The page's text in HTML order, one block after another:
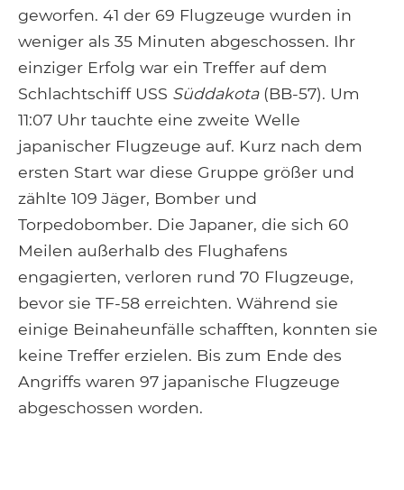
geworfen. 41 der 69 Flugzeuge wurden in
weniger als 35 Minuten abgeschossen. Ihr
einziger Erfolg war ein Treffer auf dem
Schlachtschiff USS Süddakota(BB-57). Um
11:07 Uhr tauchte eine zweite Welle
japanischer Flugzeuge auf. Kurz nach dem
ersten Start war diese Gruppe größer und
zählte 109 Jäger, Bomber und
Torpedobomber. Die Japaner, die sich 60
Meilen außerhalb des Flughafens
engagierten, verloren rund 70 Flugzeuge,
bevor sie TF-58 erreichten. Während sie
einige Beinaheunfälle schafften, konnten sie
keine Treffer erzielen. Bis zum Ende des
Angriffs waren 97 japanische Flugzeuge
abgeschossen worden.